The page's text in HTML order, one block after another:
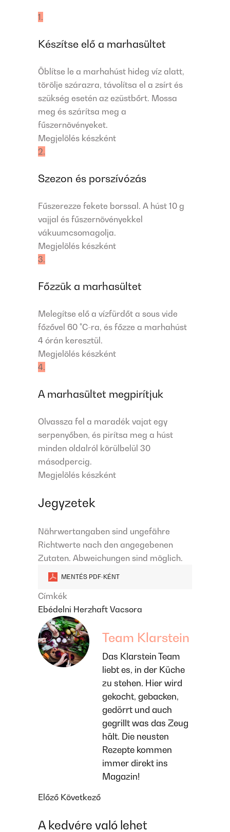
1.
Készítse elő a marhasültet
Öblítse le a marhahúst hideg víz alatt,
törölje szárazra, távolítsa el a zsírt és
szükség esetén az ezüstbőrt. Mossa
meg és szárítsa meg a
fűszernövényeket.
Megjelölés készként
2.
Szezon és porszívózás
Fűszerezze fekete borssal. A húst 10 g
vajjal és fűszernövényekkel
vákuumcsomagolja.
Megjelölés készként
3.
Főzzük a marhasültet
Melegítse elő a vízfürdőt a sous vide
főzővel 60 °C-ra, és főzze a marhahúst
4 órán keresztül.
Megjelölés készként
4.
A marhasültet megpirítjuk
Olvassza fel a maradék vajat egy
serpenyőben, és pirítsa meg a húst
minden oldalról körülbelül 30
másodpercig.
Megjelölés készként
Jegyzetek
Nährwertangaben sind ungefähre
Richtwerte nach den angegebenen
Zutaten. Abweichungen sind möglich.
MENTÉS PDF-KÉNT
Címkék
Ebédelni Herzhaft Vacsora
Team Klarstein
Das Klarstein Team
liebt es, in der Küche
zu stehen. Hier wird
gekocht, gebacken,
gedörrt und auch
gegrillt was das Zeug
hält. Die neusten
Rezepte kommen
immer direkt ins
Magazin!
Előző Következő
A kedvére való lehet